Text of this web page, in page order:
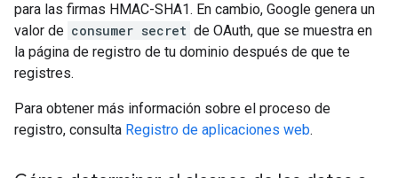
para las firmas HMAC-SHA1. En cambio, Google genera un
valor de consumer secret de OAuth, que se muestra en
la página de registro de tu dominio después de que te
registres.
Para obtener más información sobre el proceso de
registro, consulta Registro de aplicaciones web.